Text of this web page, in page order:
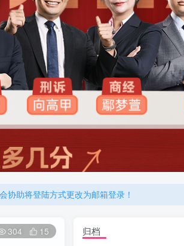
助将登陆方式更改为邮箱登录！
304 15 归档